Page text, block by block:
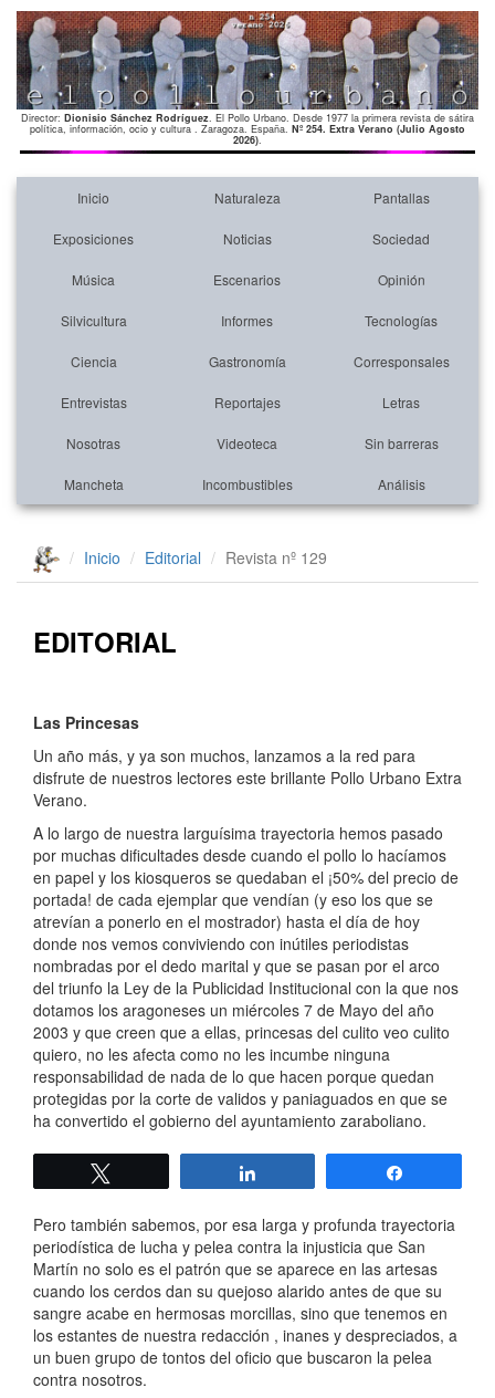
Director: Dionisio Sánchez Rodríguez. El Pollo Urbano. Desde 1977 la primera revista de sátira
política, información, ocio y cultura . Zaragoza. España. Nº 254. Extra Verano (Julio Agosto
2026).
Inicio Naturaleza Pantallas
Exposiciones Noticias Sociedad
Música Escenarios Opinión
Silvicultura Informes Tecnologías
Ciencia Gastronomía Corresponsales
Entrevistas Reportajes Letras
Nosotras Videoteca Sin barreras
Mancheta Incombustibles Análisis
Inicio Editorial Revista nº 129
EDITORIAL
Las Princesas
Un año más, y ya son muchos, lanzamos a la red para
disfrute de nuestros lectores este brillante Pollo Urbano Extra
Verano.
A lo largo de nuestra larguísima trayectoria hemos pasado
por muchas dificultades desde cuando el pollo lo hacíamos
en papel y los kiosqueros se quedaban el ¡50% del precio de
portada! de cada ejemplar que vendían (y eso los que se
atrevían a ponerlo en el mostrador) hasta el día de hoy
donde nos vemos conviviendo con inútiles periodistas
nombradas por el dedo marital y que se pasan por el arco
del triunfo la Ley de la Publicidad Institucional con la que nos
dotamos los aragoneses un miércoles 7 de Mayo del año
2003 y que creen que a ellas, princesas del culito veo culito
quiero, no les afecta como no les incumbe ninguna
responsabilidad de nada de lo que hacen porque quedan
protegidas por la corte de validos y paniaguados en que se
ha convertido el gobierno del ayuntamiento zaraboliano.
Pero también sabemos, por esa larga y profunda trayectoria
periodística de lucha y pelea contra la injusticia que San
Martín no solo es el patrón que se aparece en las artesas
cuando los cerdos dan su quejoso alarido antes de que su
sangre acabe en hermosas morcillas, sino que tenemos en
los estantes de nuestra redacción , inanes y despreciados, a
un buen grupo de tontos del oficio que buscaron la pelea
contra nosotros.